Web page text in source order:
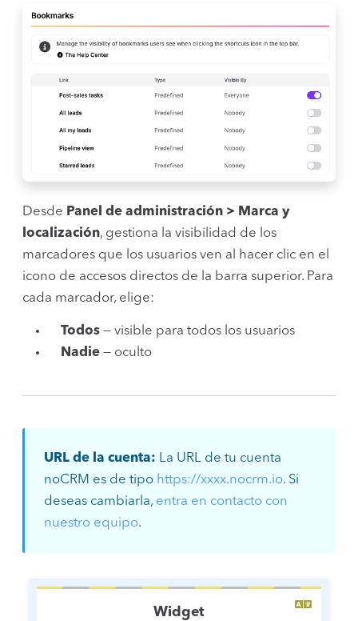
Desde Panel de administración > Marca y
localización, gestiona la visibilidad de los
marcadores que los usuarios ven al hacer clic en el
icono de accesos directos de la barra superior. Para
cada marcador, elige:
Todos — visible para todos los usuarios
Nadie — oculto
URL de la cuenta: La URL de tu cuenta
noCRM es de tipo https://xxxx.nocrm.io. Si
deseas cambiarla, entra en contacto con
nuestro equipo.
Widget